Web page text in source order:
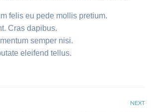
felis eu pede mollis pretium.
Cras dapibus.
semper nisi.
eleifend tellus.
NEXT